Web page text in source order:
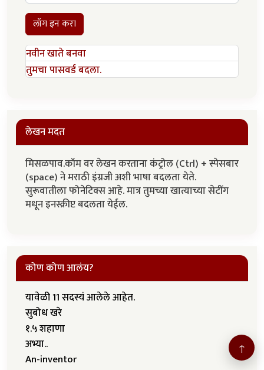
लॉग इन करा
नवीन खाते बनवा
तुमचा पासवर्ड बदला.
लेखन मदत
मिसळपाव.कॉम वर लेखन करताना कंट्रोल (Ctrl) + स्पेसबार
(space) ने मराठी इंग्रजी अशी भाषा बदलता येते.
सुरूवातीला फोनेटिक्स आहे. मात्र तुमच्या खात्याच्या सेटींग
मधून इनस्क्रीप्ट बदलता येईल.
कोण कोण आलंय?
यावेळी 11 सदस्यं आलेले आहेत.
सुबोध खरे
१.५ शहाणा
अभ्या..
An-inventor
↑